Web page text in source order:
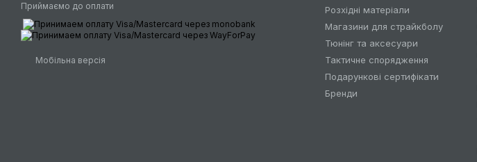
Приймаємо до оплати
Мобільна версія
Розхідні матеріали
Магазини для страйкболу
Тюнінг та аксесуари
Тактичне спорядження
Подарункові сертифікати
Бренди